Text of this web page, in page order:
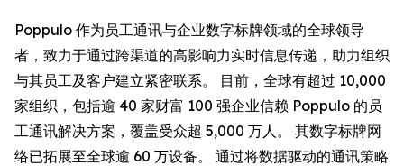
Poppulo 作为员工通讯与企业数字标牌领域的全球领导
者，致力于通过跨渠道的高影响力实时信息传递，助力组织
与其员工及客户建立紧密联系。 目前，全球有超过 10,000
家组织，包括逾 40 家财富 100 强企业信赖 Poppulo 的员
工通讯解决方案，覆盖受众超 5,000 万人。 其数字标牌网
络已拓展至全球逾 60 万设备。 通过将数据驱动的通讯策略